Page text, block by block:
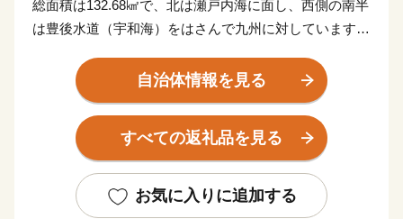
総面積は132.68㎢で、北は瀬戸内海に面し、西側の南半
は豊後水道（宇和海）をはさんで九州に対しています。
迫る地形で平坦地が少なく、岬と入り江が交錯した風光
明媚な景観をなしています。
みかん栽培は、明治の中頃から始まったといわれ、
的に有名です。また、トロール漁業を核とする水産業も
自治体情報を見る
すべての返礼品を見る
お気に入りに追加する